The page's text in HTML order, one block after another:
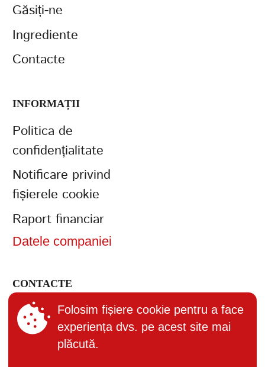
Găsiți-ne
Ingrediente
Contacte
INFORMAȚII
Politica de
confidențialitate
Notificare privind
fișierele cookie
Raport financiar
Datele companiei
CONTACTE
+373 (22) 895-600
office@bucuria.md
Folosim fișiere cookie pentru a face
experiența dvs. pe acest site mai
plăcută.